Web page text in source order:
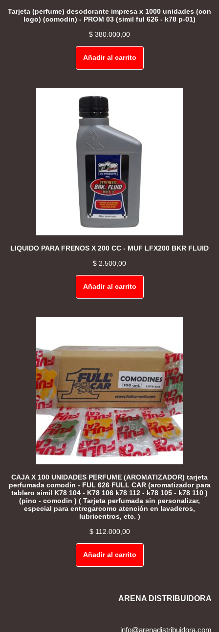
Tarjeta (perfume) desodorante impresa x 1000 unidades (con
logo) (comodin) - PROM 03 (simil ful 626 - k78 p-01)
$ 380.000,00
Añadir al carrito
LIQUIDO PARA FRENOS X 200 CC - MUF LFX200 BKR FLUID
$ 2.500,00
Añadir al carrito
CAJA X 100 UNIDADES PERFUME (AROMATIZADOR) tarjeta
perfumada comodin - FUL 626 FULL CAR (aromatizador para
tablero simil K78 104 - K78 106 k78 112 - k78 105 - k78 110 )
(pino - comodin ) ( Tarjeta perfumada sin personalizar,
especial para entregarcomo atención en lavaderos,
lubricentros, etc. )
$112.000,00
Añadir al carrito
ARENA DISTRIBUIDORA
info@arenadistribuidora.com